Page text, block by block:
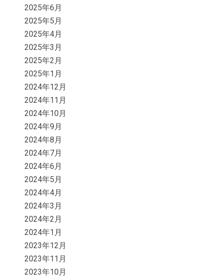
2025年6月
2025年5月
2025年4月
2025年3月
2025年2月
2025年1月
2024年12月
2024年11月
2024年10月
2024年9月
2024年8月
2024年7月
2024年6月
2024年5月
2024年4月
2024年3月
2024年2月
2024年1月
2023年12月
2023年11月
2023年10月